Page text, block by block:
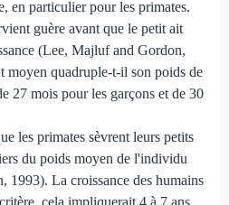
en particulier pour les primates.
guère avant que le petit ait
(Lee, Majluf and Gordon,
moyen quadruple-t-il son poids de
27 mois pour les garçons et de 30
les primates sèvrent leurs petits
du poids moyen de l'individu
1993). La croissance des humains
cela impliquerait 4 à 7 ans